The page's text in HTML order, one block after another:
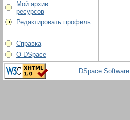
Мой архив
ресурсов
Редактировать профиль
Справка
О DSpace
DSpace Software